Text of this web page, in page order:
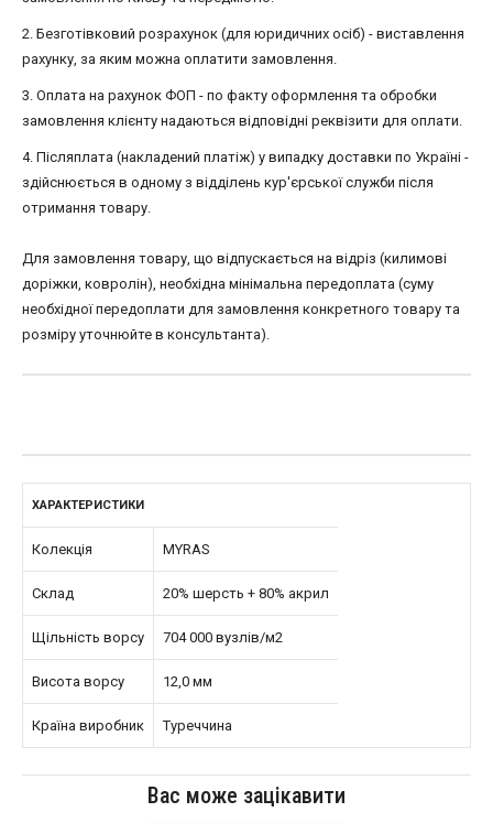
2. Безготівковий розрахунок (для юридичних осіб) - виставлення
рахунку, за яким можна оплатити замовлення.
3. Оплата на рахунок ФОП - по факту оформлення та обробки
замовлення клієнту надаються відповідні реквізити для оплати.
4. Післяплата (накладений платіж) у випадку доставки по Україні -
здійснюється в одному з відділень кур'єрської служби після
отримання товару.
Для замовлення товару, що відпускається на відріз (килимові
доріжки, ковролін), необхідна мінімальна передоплата (суму
необхідної передоплати для замовлення конкретного товару та
розміру уточнюйте в консультанта).
ХАРАКТЕРИСТИКИ
Колекція MYRAS
Склад 20% шерсть + 80% акрил
Щільність ворсу 704 000 вузлів/м2
Висота ворсу 12,0 мм
Країна виробник Туреччина
Вас може зацікавити